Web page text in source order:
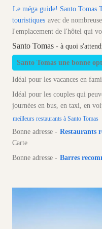
Le méga guide! Santo Tomas
touristiques avec de
l'emplacement de l'hôtel qui
Santo Tomas - à quoi
Santo Tomas une bonne
Idéal pour les vacances en
Idéal pour les couples qui
journées en bus, en taxi, en
meilleurs restaurants à Santo Tomas
Bonne adresse - Restaurants
Carte
Bonne adresse - Barres